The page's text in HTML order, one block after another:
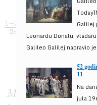
Galilej
Leonardu Donatu,
Galileo Galilej napravio
52
11
Na
jula